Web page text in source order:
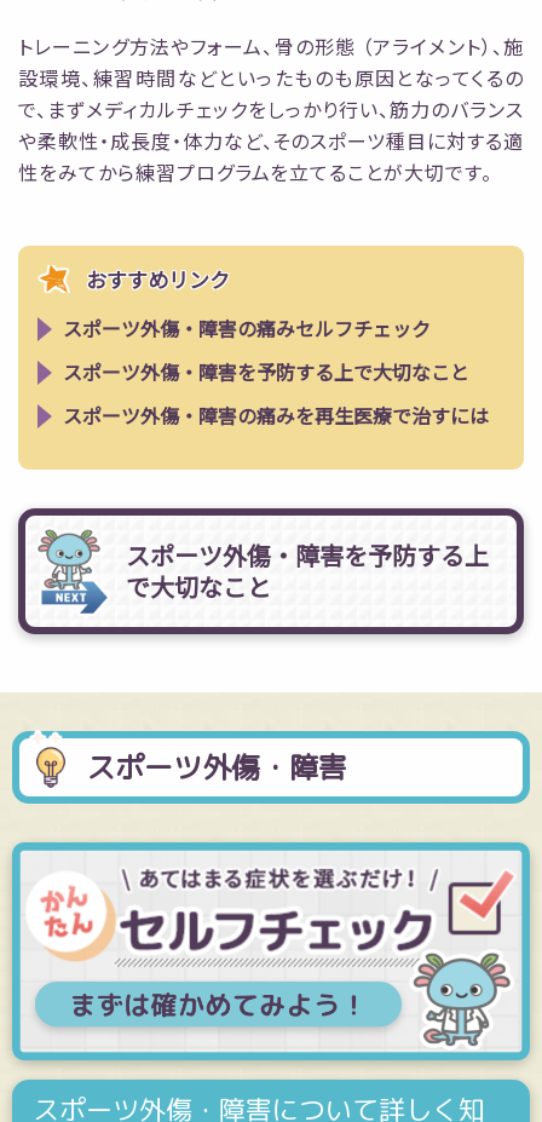
トレーニング方法やフォーム、骨の形態 （アライメント）、施
設環境、練習時間などといったものも原因となってくるの
で、まずメディカルチェックをしっかり行い、筋力のバランス
や柔軟性・成長度・体力など、そのスポーツ種目に対する適
性をみてから練習プログラムを立てることが大切です。
おすすめリンク
スポーツ外傷・障害の痛みセルフチェック
スポーツ外傷・障害を予防する上で大切なこと
スポーツ外傷・障害の痛みを再生医療で治すには
スポーツ外傷・障害を予防する上
で大切なこと
スポーツ外傷・障害
スポーツ外傷・障害について詳しく知